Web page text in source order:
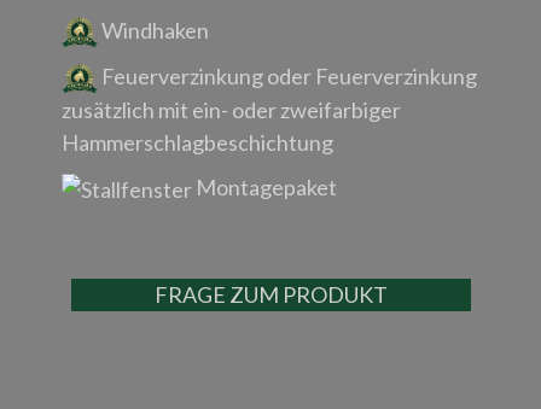
Windhaken
Feuerverzinkung oder Feuerverzinkung
zusätzlich mit ein- oder zweifarbiger
Hammerschlagbeschichtung
Montagepaket
FRAGE ZUM PRODUKT